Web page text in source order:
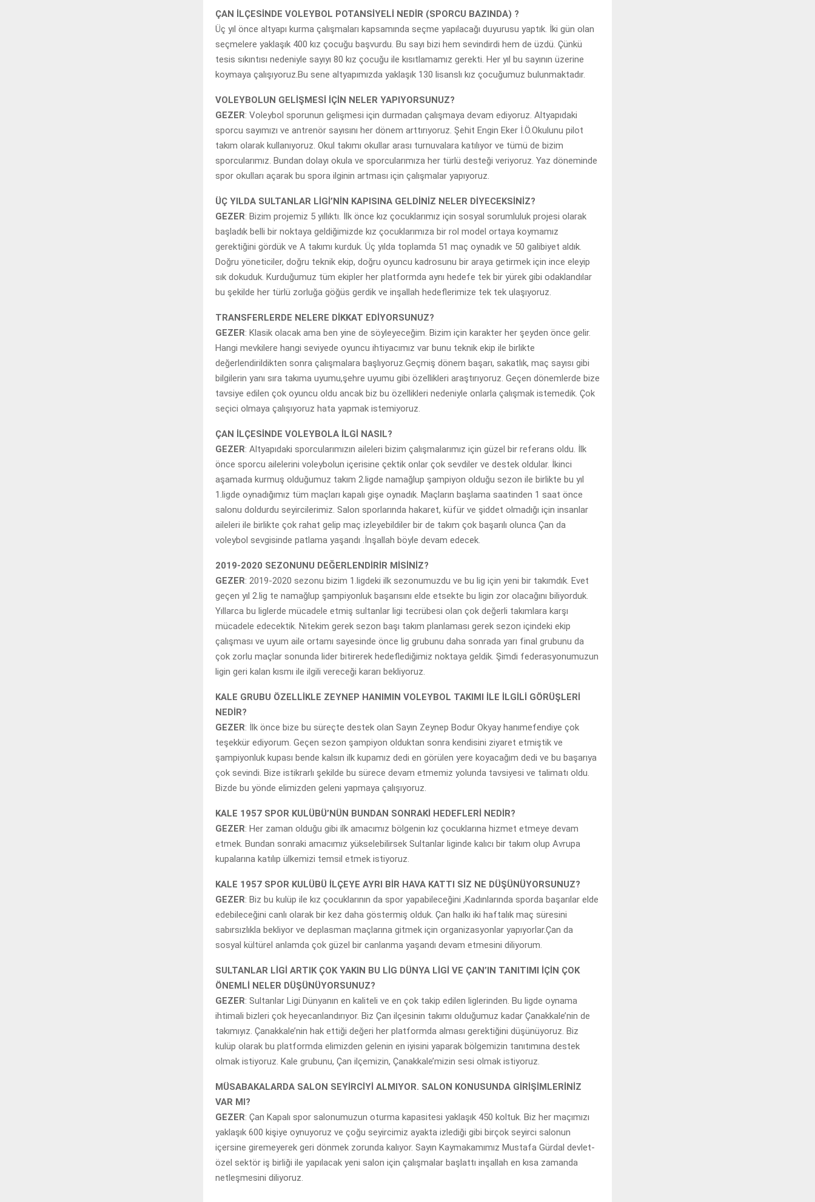
ÇAN İLÇESİNDE VOLEYBOL POTANSİYELİ NEDİR (SPORCU BAZINDA) ?
Üç yıl önce altyapı kurma çalışmaları kapsamında seçme yapılacağı duyurusu yaptık. İki gün olan
seçmelere yaklaşık 400 kız çocuğu başvurdu. Bu sayı bizi hem sevindirdi hem de üzdü. Çünkü
tesis sıkıntısı nedeniyle sayıyı 80 kız çocuğu ile kısıtlamamız gerekti. Her yıl bu sayının üzerine
koymaya çalışıyoruz.Bu sene altyapımızda yaklaşık 130 lisanslı kız çocuğumuz bulunmaktadır.
VOLEYBOLUN GELİŞMESİ İÇİN NELER YAPIYORSUNUZ?
GEZER: Voleybol sporunun gelişmesi için durmadan çalışmaya devam ediyoruz. Altyapıdaki
sporcu sayımızı ve antrenör sayısını her dönem arttırıyoruz. Şehit Engin Eker İ.Ö.Okulunu pilot
takım olarak kullanıyoruz. Okul takımı okullar arası turnuvalara katılıyor ve tümü de bizim
sporcularımız. Bundan dolayı okula ve sporcularımıza her türlü desteği veriyoruz. Yaz döneminde
spor okulları açarak bu spora ilginin artması için çalışmalar yapıyoruz.
ÜÇ YILDA SULTANLAR LİGİ’NİN KAPISINA GELDİNİZ NELER DİYECEKSİNİZ?
GEZER: Bizim projemiz 5 yıllıktı. İlk önce kız çocuklarımız için sosyal sorumluluk projesi olarak
başladık belli bir noktaya geldiğimizde kız çocuklarımıza bir rol model ortaya koymamız
gerektiğini gördük ve A takımı kurduk. Üç yılda toplamda 51 maç oynadık ve 50 galibiyet aldık.
Doğru yöneticiler, doğru teknik ekip, doğru oyuncu kadrosunu bir araya getirmek için ince eleyip
sık dokuduk. Kurduğumuz tüm ekipler her platformda aynı hedefe tek bir yürek gibi odaklandılar
bu şekilde her türlü zorluğa göğüs gerdik ve inşallah hedeflerimize tek tek ulaşıyoruz.
TRANSFERLERDE NELERE DİKKAT EDİYORSUNUZ?
GEZER: Klasik olacak ama ben yine de söyleyeceğim. Bizim için karakter her şeyden önce gelir.
Hangi mevkilere hangi seviyede oyuncu ihtiyacımız var bunu teknik ekip ile birlikte
değerlendirildikten sonra çalışmalara başlıyoruz.Geçmiş dönem başarı, sakatlık, maç sayısı gibi
bilgilerin yanı sıra takıma uyumu,şehre uyumu gibi özellikleri araştırıyoruz. Geçen dönemlerde bize
tavsiye edilen çok oyuncu oldu ancak biz bu özellikleri nedeniyle onlarla çalışmak istemedik. Çok
seçici olmaya çalışıyoruz hata yapmak istemiyoruz.
ÇAN İLÇESİNDE VOLEYBOLA İLGİ NASIL?
GEZER: Altyapıdaki sporcularımızın aileleri bizim çalışmalarımız için güzel bir referans oldu. İlk
önce sporcu ailelerini voleybolun içerisine çektik onlar çok sevdiler ve destek oldular. İkinci
aşamada kurmuş olduğumuz takım 2.ligde namağlup şampiyon olduğu sezon ile birlikte bu yıl
1.ligde oynadığımız tüm maçları kapalı gişe oynadık. Maçların başlama saatinden 1 saat önce
salonu doldurdu seyircilerimiz. Salon sporlarında hakaret, küfür ve şiddet olmadığı için insanlar
aileleri ile birlikte çok rahat gelip maç izleyebildiler bir de takım çok başarılı olunca Çan da
voleybol sevgisinde patlama yaşandı .İnşallah böyle devam edecek.
2019-2020 SEZONUNU DEĞERLENDİRİR MİSİNİZ?
GEZER: 2019-2020 sezonu bizim 1.ligdeki ilk sezonumuzdu ve bu lig için yeni bir takımdık. Evet
geçen yıl 2.lig te namağlup şampiyonluk başarısını elde etsekte bu ligin zor olacağını biliyorduk.
Yıllarca bu liglerde mücadele etmiş sultanlar ligi tecrübesi olan çok değerli takımlara karşı
mücadele edecektik. Nitekim gerek sezon başı takım planlaması gerek sezon içindeki ekip
çalışması ve uyum aile ortamı sayesinde önce lig grubunu daha sonrada yarı final grubunu da
çok zorlu maçlar sonunda lider bitirerek hedeflediğimiz noktaya geldik. Şimdi federasyonumuzun
ligin geri kalan kısmı ile ilgili vereceği kararı bekliyoruz.
KALE GRUBU ÖZELLİKLE ZEYNEP HANIMIN VOLEYBOL TAKIMI İLE İLGİLİ GÖRÜŞLERİ
NEDİR?
GEZER: İlk önce bize bu süreçte destek olan Sayın Zeynep Bodur Okyay hanımefendiye çok
teşekkür ediyorum. Geçen sezon şampiyon olduktan sonra kendisini ziyaret etmiştik ve
şampiyonluk kupası bende kalsın ilk kupamız dedi en görülen yere koyacağım dedi ve bu başarıya
çok sevindi. Bize istikrarlı şekilde bu sürece devam etmemiz yolunda tavsiyesi ve talimatı oldu.
Bizde bu yönde elimizden geleni yapmaya çalışıyoruz.
KALE 1957 SPOR KULÜBÜ’NÜN BUNDAN SONRAKİ HEDEFLERİ NEDİR?
GEZER: Her zaman olduğu gibi ilk amacımız bölgenin kız çocuklarına hizmet etmeye devam
etmek. Bundan sonraki amacımız yükselebilirsek Sultanlar liginde kalıcı bir takım olup Avrupa
kupalarına katılıp ülkemizi temsil etmek istiyoruz.
KALE 1957 SPOR KULÜBÜ İLÇEYE AYRI BİR HAVA KATTI SİZ NE DÜŞÜNÜYORSUNUZ?
GEZER: Biz bu kulüp ile kız çocuklarının da spor yapabileceğini ,Kadınlarında sporda başarılar elde
edebileceğini canlı olarak bir kez daha göstermiş olduk. Çan halkı iki haftalık maç süresini
sabırsızlıkla bekliyor ve deplasman maçlarına gitmek için organizasyonlar yapıyorlar.Çan da
sosyal kültürel anlamda çok güzel bir canlanma yaşandı devam etmesini diliyorum.
SULTANLAR LİGİ ARTIK ÇOK YAKIN BU LİG DÜNYA LİGİ VE ÇAN’IN TANITIMI İÇİN ÇOK
ÖNEMLİ NELER DÜŞÜNÜYORSUNUZ?
GEZER: Sultanlar Ligi Dünyanın en kaliteli ve en çok takip edilen liglerinden. Bu ligde oynama
ihtimali bizleri çok heyecanlandırıyor. Biz Çan ilçesinin takımı olduğumuz kadar Çanakkale’nin de
takımıyız. Çanakkale’nin hak ettiği değeri her platformda alması gerektiğini düşünüyoruz. Biz
kulüp olarak bu platformda elimizden gelenin en iyisini yaparak bölgemizin tanıtımına destek
olmak istiyoruz. Kale grubunu, Çan ilçemizin, Çanakkale’mizin sesi olmak istiyoruz.
MÜSABAKALARDA SALON SEYİRCİYİ ALMIYOR. SALON KONUSUNDA GİRİŞİMLERİNİZ
VAR MI?
GEZER: Çan Kapalı spor salonumuzun oturma kapasitesi yaklaşık 450 koltuk. Biz her maçımızı
yaklaşık 600 kişiye oynuyoruz ve çoğu seyircimiz ayakta izlediği gibi birçok seyirci salonun
içersine giremeyerek geri dönmek zorunda kalıyor. Sayın Kaymakamımız Mustafa Gürdal devlet-
özel sektör iş birliği ile yapılacak yeni salon için çalışmalar başlattı inşallah en kısa zamanda
netleşmesini diliyoruz.